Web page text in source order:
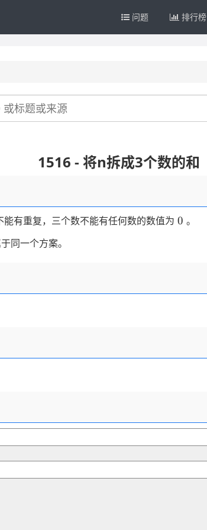
问题 排行榜
1516 - 将n拆成3个数的和
有重复，三个数不能有任何数的数值为 0
0 。
同一个方案。